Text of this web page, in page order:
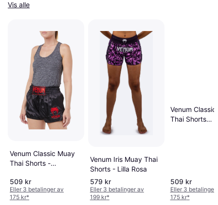
Vis alle
Venum Classic Muay
Thai Shorts -
509 kr
Eller 3 betalinger av
175 kr*
Venum Iris Muay Thai
Shorts - Lilla Rosa
579 kr
Eller 3 betalinger av
199 kr*
Venum
Thai Shorts
509 kr
Eller 3 betalinger
175 kr*